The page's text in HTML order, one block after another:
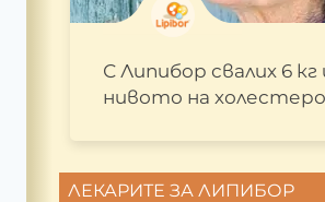
С Липибор свалих 6 кг
нивото на
ЛЕКАРИТЕ ЗА ЛИПИБОР